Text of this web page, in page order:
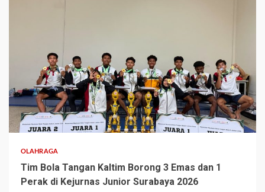
3 min read
OLAHRAGA
Tim Bola Tangan Kaltim Borong 3 Emas dan 1
Perak di Kejurnas Junior Surabaya 2026